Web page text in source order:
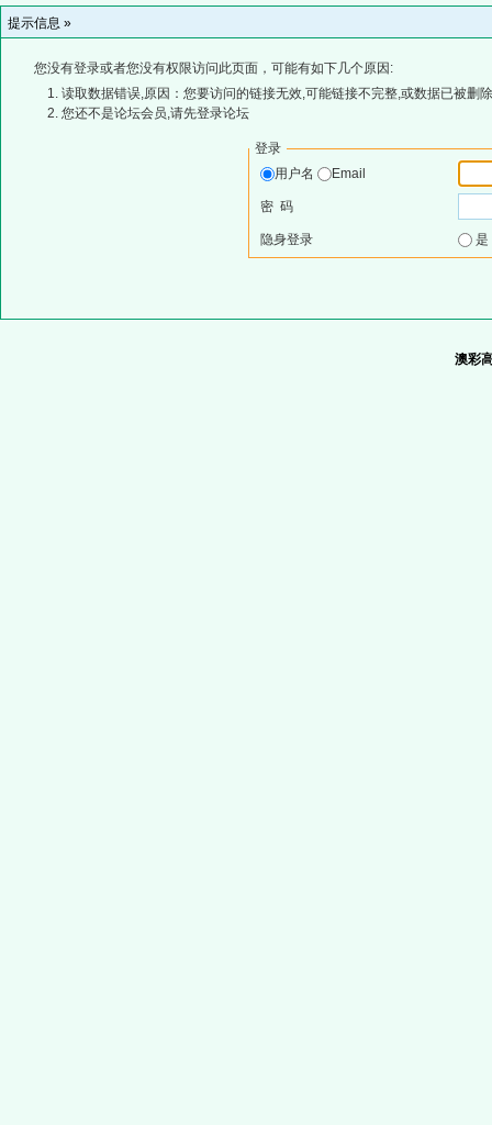
提示信息 »
您没有登录或者您没有权限访问此页面，可能有如下几个原因:
读取数据错误,原因：您要访问的链接无效,可能链接不完整,或数据已被删
您还不是论坛会员,请先登录论坛
登录
用户名
Email
密 码
隐身登录
澳彩